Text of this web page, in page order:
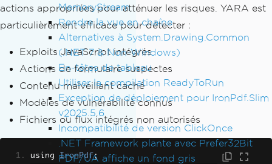
MemoryStream
Rendre la vue en chaîne
Alternatives à System.Drawing.Common
(.NET 7 & Non-Windows)
En-têtes de tableau
Utiliser la compilation ReadyToRun
Exception de déploiement pour IronPdf.Slim
v2025.5.6
Incompatibilité de version ClickOnce
.NET Framework plante avec Prefer32Bit
PDF/UA affiche un fond gris
actions appropriées pour atténuer les risques. YARA est
particulièrement efficace pour détecter :
Exploits JavaScript intégrés
Actions de formulaire suspectes
Contenu malveillant caché
Modèles de vulnérabilité connus
Fichiers ou flux intégrés non autorisés
using IronPdf;